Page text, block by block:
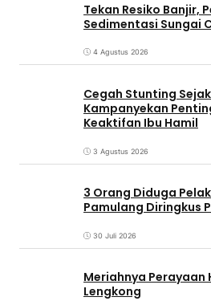
Tekan Resiko Banjir,
Sedimentasi Sungai
4 Agustus 2026
Cegah Stunting
Kampanyekan
Keaktifan Ibu Hamil
3 Agustus 2026
3 Orang Diduga
Pamulang Diringkus
30 Juli 2026
Meriahnya Perayaan
Lengkong